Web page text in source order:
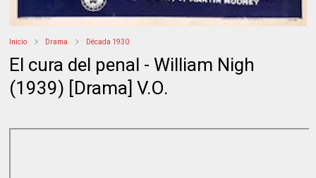
Inicio Drama Década 1930
El cura del penal - William Nigh
(1939) [Drama] V.O.